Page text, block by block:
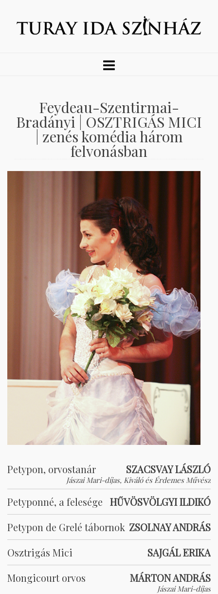
Feydeau-Szentirmai-
Bradányi | OSZTRIGÁS MICI
| zenés komédia három
felvonásban
Petypon, orvostanár SZACSVAY LÁSZLÓ
Jászai Mari-díjas, Kiváló és Érdemes Művész
Petyponné, a felesége HŰVÖSVÖLGYI ILDIKÓ
Petypon de Grelé tábornok ZSOLNAY ANDRÁS
Osztrigás Mici
SAJGÁL ERIKA
Mongicourt orvos
MÁRTON ANDRÁS
Jászai Mari-díjas